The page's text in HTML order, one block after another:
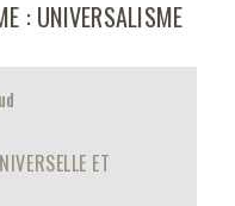
: UNIVERSALISME
ET